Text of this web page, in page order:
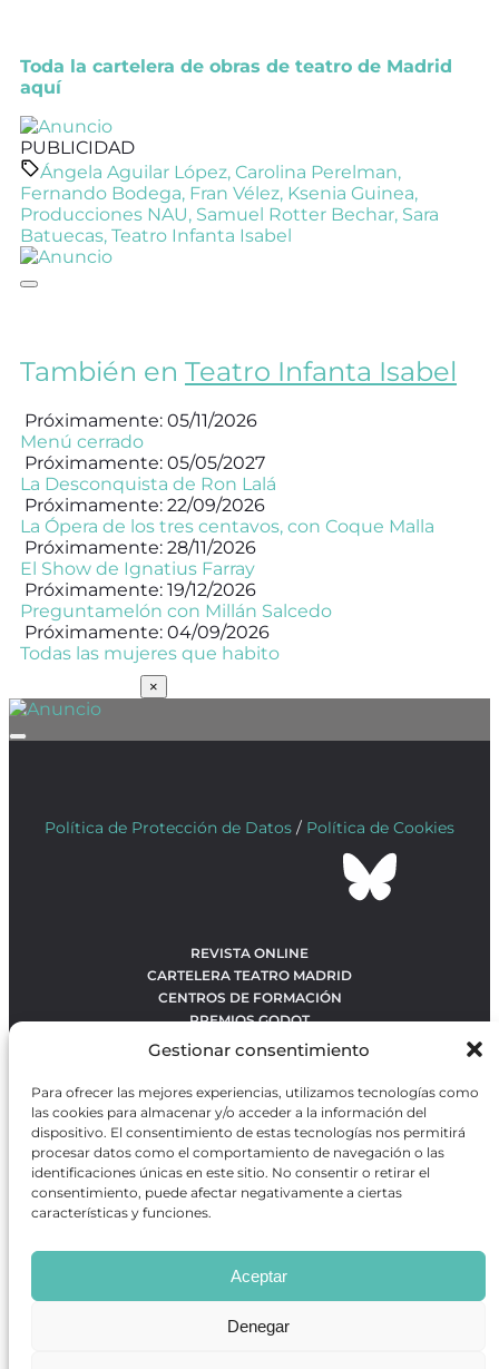
Gestionar consentimiento
Para ofrecer las mejores experiencias, utilizamos tecnologías como
las cookies para almacenar y/o acceder a la información del
dispositivo. El consentimiento de estas tecnologías nos permitirá
procesar datos como el comportamiento de navegación o las
identificaciones únicas en este sitio. No consentir o retirar el
consentimiento, puede afectar negativamente a ciertas
características y funciones.
Aceptar
Denegar
Toda la cartelera de obras de teatro de Madrid
aquí
PUBLICIDAD
Ángela Aguilar López, Carolina Perelman,
Fernando Bodega, Fran Vélez, Ksenia Guinea,
Producciones NAU, Samuel Rotter Bechar, Sara
Batuecas, Teatro Infanta Isabel
También en Teatro Infanta Isabel
Próximamente: 05/11/2026
Menú cerrado
Próximamente: 05/05/2027
La Desconquista de Ron Lalá
Próximamente: 22/09/2026
La Ópera de los tres centavos, con Coque Malla
Próximamente: 28/11/2026
El Show de Ignatius Farray
Próximamente: 19/12/2026
Preguntamelón con Millán Salcedo
Próximamente: 04/09/2026
Todas las mujeres que habito
×
Política de Protección de Datos / Política de Cookies
REVISTA ONLINE
CARTELERA TEATRO MADRID
CENTROS DE FORMACIÓN
PREMIOS GODOT
CONTACTO
OBRAS MÁS VOTADAS
RANKING MEJORES OBRAS
BÚSQUEDA AVANZADA DE OBRAS
en información sobre artes escénicas de Madrid, gratuita y
que se distribuye en espacios escénicos, además de otros
puntos de interés turístico y de ocio de la capital.